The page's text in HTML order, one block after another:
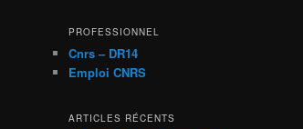
PROFESSIONNEL
Cnrs – DR14
Emploi CNRS
ARTICLES RÉCENTS